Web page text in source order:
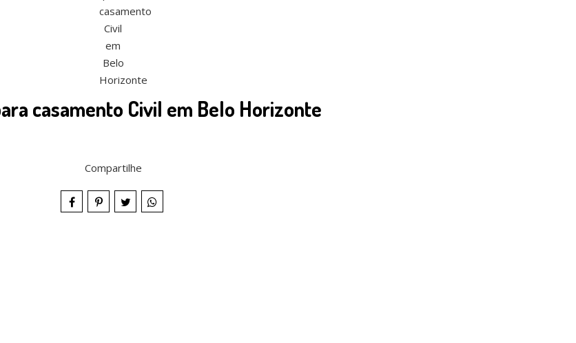
casamento Civil em Belo Horizonte
Compartilhe